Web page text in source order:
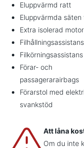
Eluppvärmd ratt
Eluppvärmda säten
Extra isolerad
Filkörningsassistans
Förar- och
passagerarairbags
Förarstol med
svankstöd
Att låna
Om du inte